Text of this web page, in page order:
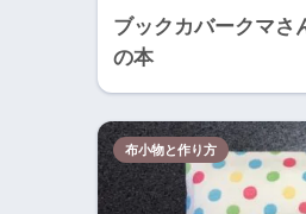
ブックカバークマさ
の本
布小物と作り方